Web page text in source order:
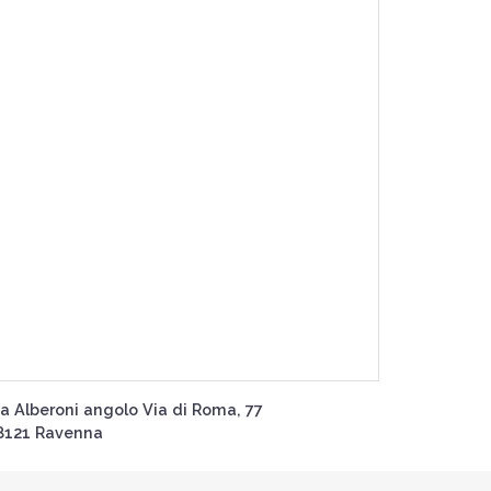
Alberoni angolo Via di Roma, 77
Ravenna